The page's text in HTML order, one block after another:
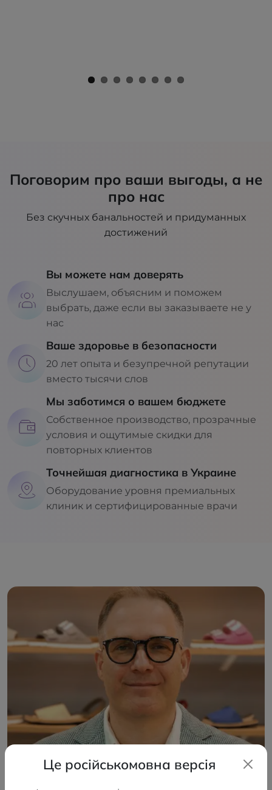
Поговорим про ваши выгоды, а не
про нас
Без скучных банальностей и придуманных
достижений
Вы можете нам доверять
Выслушаем, объясним и поможем
выбрать, даже если вы заказываете не у
нас
Ваше здоровье в безопасности
20 лет опыта и безупречной репутации
вместо тысячи слов
Мы заботимся о вашем бюджете
Собственное производство, прозрачные
условия и ощутимые скидки для
повторных клиентов
Точнейшая диагностика в Украине
Оборудование уровня премиальных
клиник и сертифицированные врачи
Це російськомовна версія